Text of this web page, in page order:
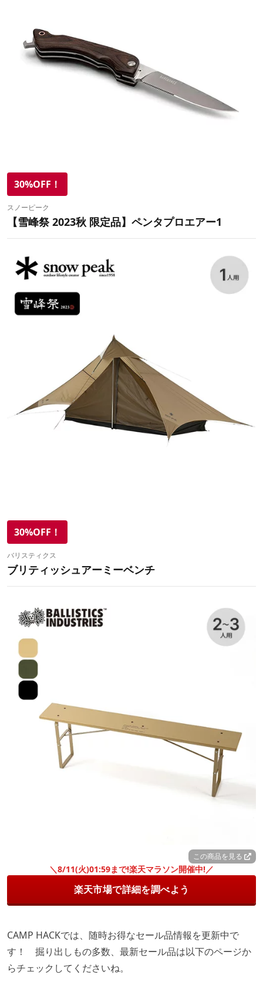
30%OFF！
スノーピーク
【雪峰祭 2023秋 限定品】ペンタプロエアー1
30%OFF！
バリスティクス
ブリティッシュアーミーベンチ
この商品を見る
＼8/11(火)01:59まで!楽天マラソン開催中!／
楽天市場で詳細を調べよう
CAMP HACKでは、随時お得なセール品情報を更新中で
す！ 掘り出しもの多数、最新セール品は以下のページか
らチェックしてくださいね。